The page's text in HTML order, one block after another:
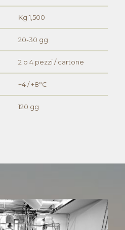
Kg 1,500
20-30 gg
2 o 4 pezzi / cartone
+4 / +8°C
120 gg